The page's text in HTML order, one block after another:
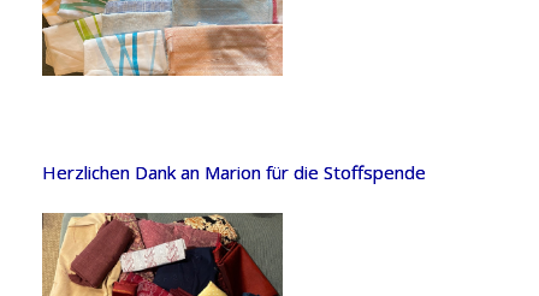
Herzlichen Dank an Marion für die Stoffspende